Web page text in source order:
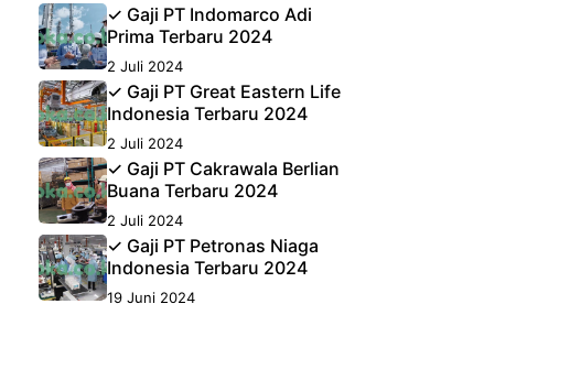
✓ Gaji PT Indomarco Adi
Prima Terbaru 2024
2 Juli 2024
✓ Gaji PT Great Eastern Life
Indonesia Terbaru 2024
2 Juli 2024
✓ Gaji PT Cakrawala Berlian
Buana Terbaru 2024
2 Juli 2024
✓ Gaji PT Petronas Niaga
Indonesia Terbaru 2024
19 Juni 2024